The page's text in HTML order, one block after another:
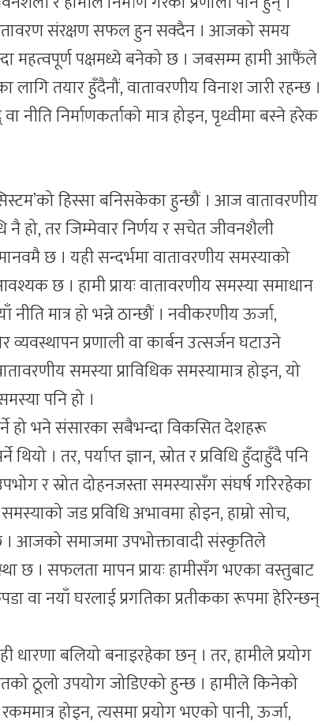
संरक्षण सफल हुन सक्दैन । आजको समय
महत्वपूर्ण पक्षमध्ये बनेको छ । जबसम्म हामी आफैंले
लागि तयार हुँदैनौं, वातावरणीय विनाश जारी रहन्छ ।
नीति निर्माणकर्ताको मात्र होइन, पृथ्वीमा बस्ने हरेक
हिस्सा बनिसकेका हुन्छौं । आज वातावरणीय
हो, तर जिम्मेवार निर्णय र सचेत जीवनशैली
छ । यही सन्दर्भमा वातावरणीय समस्याको
छ । हामी प्रायः वातावरणीय समस्या समाधान
मात्र हो भन्ने ठान्छौं । नवीकरणीय ऊर्जा,
प्रणाली वा कार्बन उत्सर्जन घटाउने
समस्या प्राविधिक समस्यामात्र होइन, यो
पनि हो ।
हो भने संसारका सबैभन्दा विकसित देशहरू
। तर, पर्याप्त ज्ञान, स्रोत र प्रविधि हुँदाहुँदै पनि
र स्रोत दोहनजस्ता समस्यासँग संघर्ष गरिरहेका
जड प्रविधि अभावमा होइन, हाम्रो सोच,
। आजको समाजमा उपभोक्तावादी संस्कृतिले
छ । सफलता मापन प्रायः हामीसँग भएका वस्तुबाट
वा नयाँ घरलाई प्रगतिका प्रतीकका रूपमा हेरिन्छन्
धारणा बलियो बनाइरहेका छन् । तर, हामीले प्रयोग
ठूलो उपयोग जोडिएको हुन्छ । हामीले किनेको
होइन, त्यसमा प्रयोग भएको पानी, ऊर्जा,